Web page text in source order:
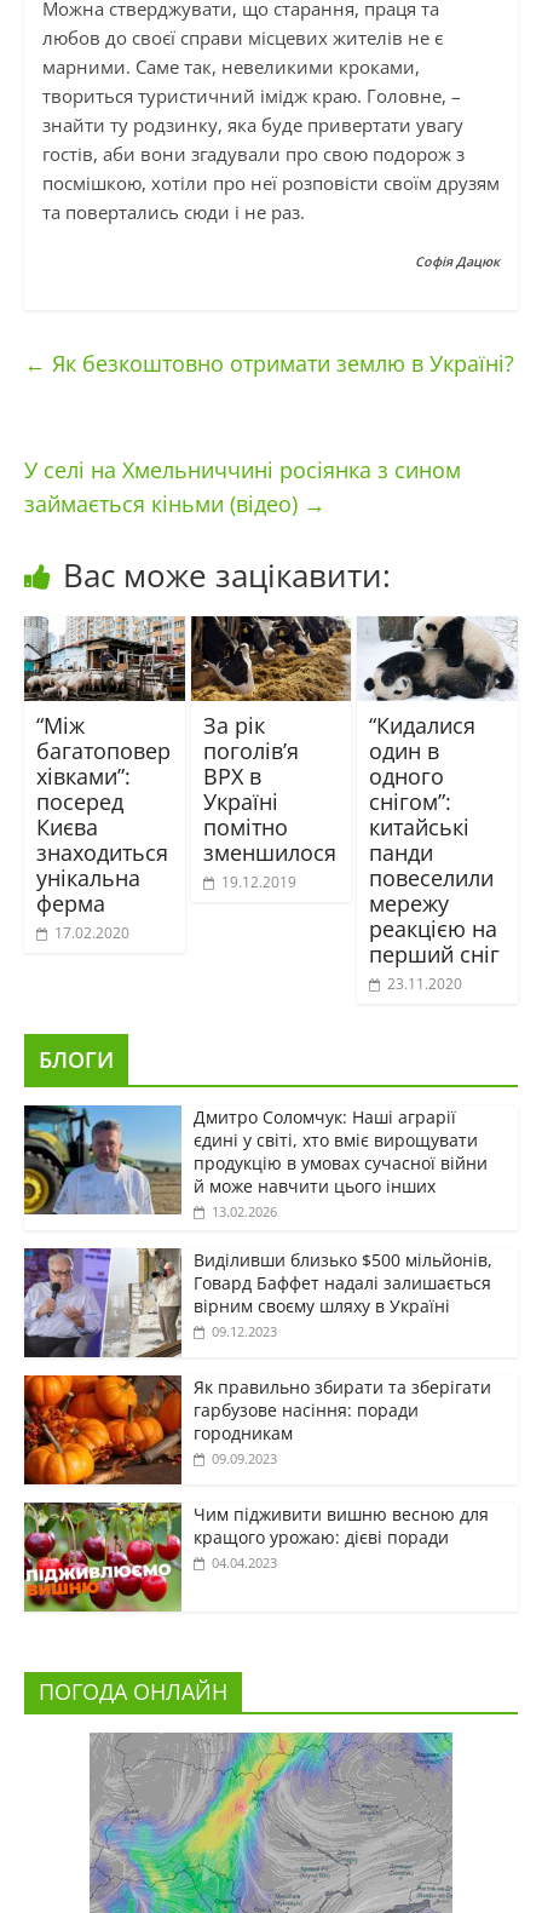
Можна стверджувати, що старання, праця та
любов до своєї справи місцевих жителів не є
марними. Саме так, невеликими кроками,
твориться туристичний імідж краю. Головне, –
знайти ту родзинку, яка буде привертати увагу
гостів, аби вони згадували про свою подорож з
посмішкою, хотіли про неї розповісти своїм друзям
та повертались сюди і не раз.
Софія Дацюк
← Як безкоштовно отримати землю в Україні?
У селі на Хмельниччині росіянка з сином
займається кіньми (відео) →
Вас може зацікавити:
“Між
багатоповер
хівками”:
посеред
Києва
знаходиться
унікальна
ферма
17.02.2020
За рік
поголів’я
ВРХ в
Україні
помітно
зменшилося
19.12.2019
“Кидалися
один в
одного
снігом”:
китайські
панди
повеселили
мережу
реакцією на
перший сніг
23.11.2020
БЛОГИ
Дмитро Соломчук: Наші аграрії
єдині у світі, хто вміє вирощувати
продукцію в умовах сучасної війни
й може навчити цього інших
13.02.2026
Виділивши близько $500 мільйонів,
Говард Баффет надалі залишається
вірним своєму шляху в Україні
09.12.2023
Як правильно збирати та зберігати
гарбузове насіння: поради
городникам
09.09.2023
Чим підживити вишню весною для
кращого урожаю: дієві поради
04.04.2023
ПОГОДА ОНЛАЙН